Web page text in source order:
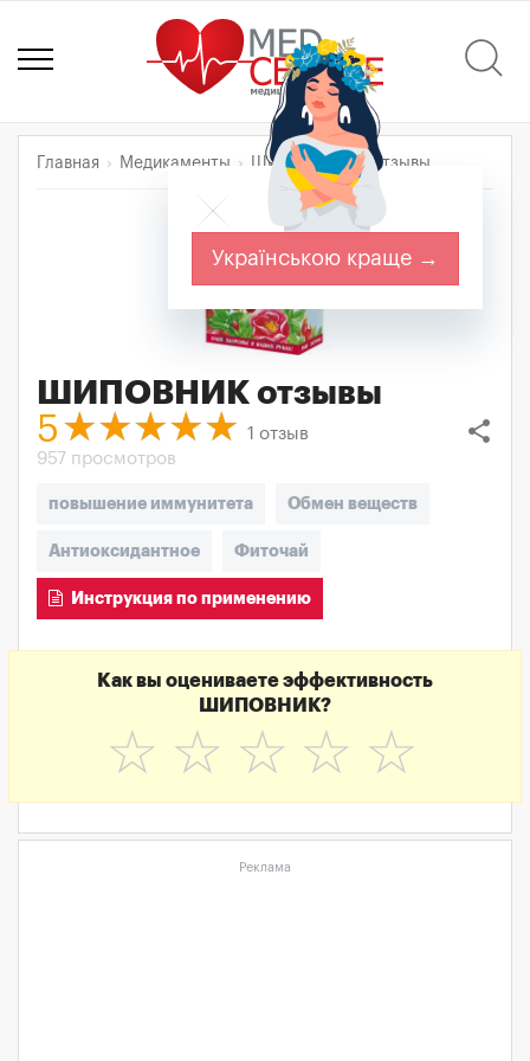
Главная Медикаменты ШИПОВНИК Отзывы
ШИПОВНИК отзывы
share
5 1 отзыв
957 просмотров
повышение иммунитета Обмен веществ
Антиоксидантное Фиточай
Инструкция по применению
Как вы оцениваете эффективность
ШИПОВНИК?
☆
☆
☆
☆
☆
Реклама
Українською краще →